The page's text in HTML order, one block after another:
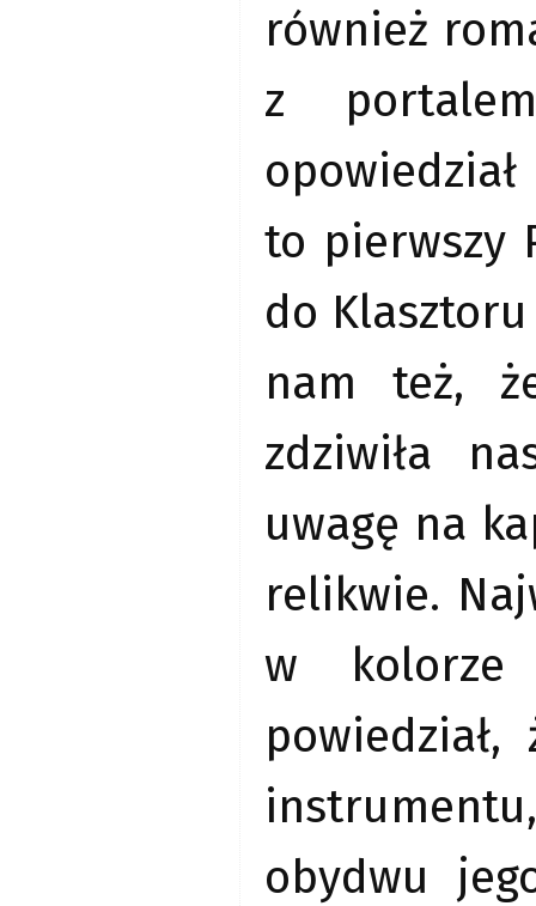
również
z
to pierwszy
do
nam też,
zdziwiła
uwagę na
relikwie.
w kolorze
obydwu